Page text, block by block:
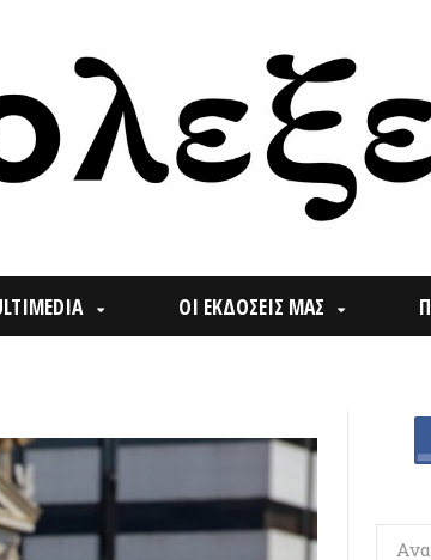
ΟΙ ΕΚΔΟΣΕΙΣ ΜΑΣ ΠΟΙΟΙ ΕΙΜΑΣΤΕ
for: